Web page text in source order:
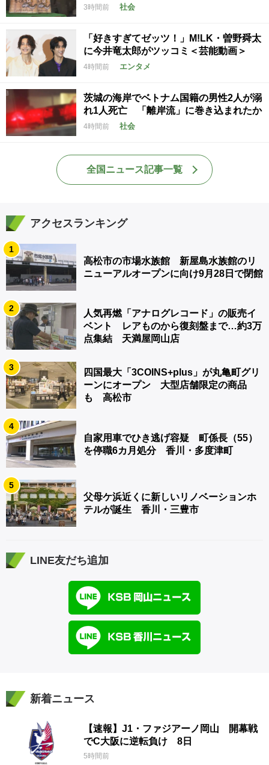
3時間前 社会
「好きすぎてゼッツ！」M!LK・曽野舜太
に今井竜太郎がツッコミ＜芸能動画＞
4時間前 エンタメ
茨城の海岸でベトナム国籍の男性2人が溺
れ1人死亡 「離岸流」に巻き込まれたか
4時間前 社会
全国ニュース記事一覧
アクセスランキング
1
高松市の市場水族館 新屋島水族館のリ
ニューアルオープンに向け9月28日で閉館
2
人気再燃「アナログレコード」の販売イ
ベント レアものから復刻盤まで…約3万
点集結 天満屋岡山店
3
四国最大「3COINS+plus」が丸亀町グリ
ーンにオープン 大型店舗限定の商品
も 高松市
4
自家用車でひき逃げ容疑 町係長（55）
を停職6カ月処分 香川・多度津町
5
父母ケ浜近くに新しいリノベーションホ
テルが誕生 香川・三豊市
LINE友だち追加
新着ニュース
【速報】J1・ファジアーノ岡山 開幕戦
でC大阪に逆転負け 8日
5時間前